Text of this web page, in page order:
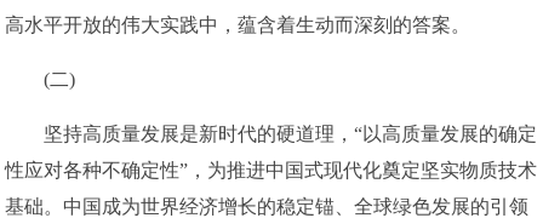
高水平开放的伟大实践中，蕴含着生动而深刻的答案。
(二)
坚持高质量发展是新时代的硬道理，“以高质量发展的确定
性应对各种不确定性”，为推进中国式现代化奠定坚实物质技术
基础。中国成为世界经济增长的稳定锚、全球绿色发展的引领